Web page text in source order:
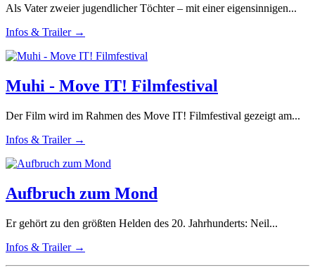
Als Vater zweier jugendlicher Töchter – mit einer eigensinnigen...
Infos & Trailer →
Muhi - Move IT! Filmfestival
Der Film wird im Rahmen des Move IT! Filmfestival gezeigt am...
Infos & Trailer →
Aufbruch zum Mond
Er gehört zu den größten Helden des 20. Jahrhunderts: Neil...
Infos & Trailer →